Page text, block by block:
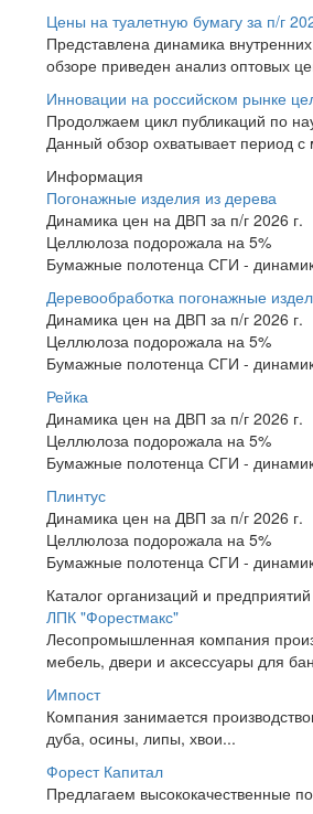
Цены на туалетную бумагу за п/г
Представлена динамика
обзоре приведен анализ оптовых
Инновации на российском рынке
Продолжаем цикл публикаций по
Данный обзор охватывает период
Информация
Погонажные изделия из дерева
Динамика цен на ДВП за п/г 2026 г.
Целлюлоза подорожала на 5%
Бумажные полотенца СГИ -
Деревообработка погонажные
Динамика цен на ДВП за п/г 2026 г.
Целлюлоза подорожала на 5%
Бумажные полотенца СГИ -
Рейка
Динамика цен на ДВП за п/г 2026 г.
Целлюлоза подорожала на 5%
Бумажные полотенца СГИ -
Плинтус
Динамика цен на ДВП за п/г 2026 г.
Целлюлоза подорожала на 5%
Бумажные полотенца СГИ -
Каталог организаций и предприятий
ЛПК "Форестмакс"
Лесопромышленная компания
мебель, двери и аксессуары для
Импост
Компания занимается
дуба, осины, липы, хвои...
Форест Капитал
Предлагаем высококачественные